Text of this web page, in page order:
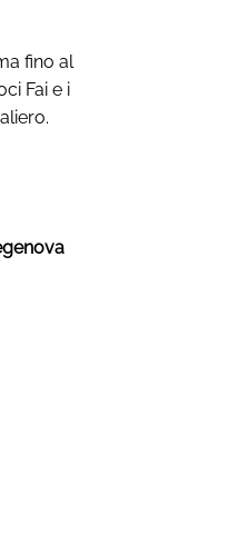
fino al
Fai e i